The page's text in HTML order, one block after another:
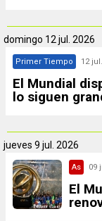
domingo 12 jul. 2026
Primer Tiempo 12
El Mundial
lo siguen
jueves 9 jul. 2026
As 09
El